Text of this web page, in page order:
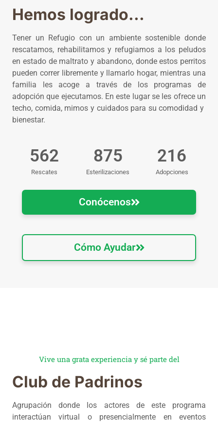
Hemos logrado...
Tener un Refugio con un ambiente sostenible donde
rescatamos, rehabilitamos y refugiamos a los peludos
en estado de maltrato y abandono, donde estos perritos
pueden correr libremente y llamarlo hogar, mientras una
familia les acoge a través de los programas de
adopción que ejecutamos. En este lugar se les ofrece un
techo, comida, mimos y cuidados para su comodidad y
bienestar.
Rescates
562
Esterilizaciones
875
Adopciones
216
Conócenos
Cómo Ayudar
Vive una grata experiencia y sé parte del
Club de Padrinos
Agrupación donde los actores de este programa
interactúan virtual o presencialmente en eventos